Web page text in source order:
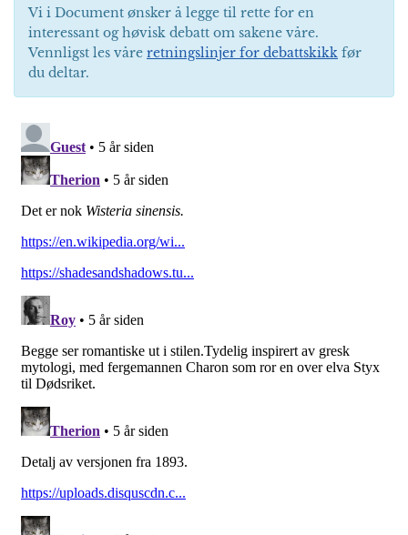
Vi i Document ønsker å legge til rette for en
interessant og høvisk debatt om sakene våre.
Vennligst les våre retningslinjer for debattskikk før
du deltar.